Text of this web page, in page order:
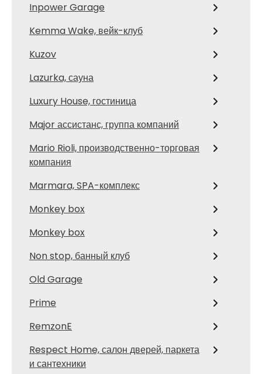
Inpower Garage
Kemma Wake, вейк-клуб
Kuzov
Lazurka, сауна
Luxury House, гостиница
Major ассистанс, группа компаний
Mario Rioli, производственно-торговая
компания
Marmara, SPA-комплекс
Monkey box
Monkey box
Non stop, банный клуб
Old Garage
Prime
RemzonE
Respect Home, салон дверей, паркета
и сантехники